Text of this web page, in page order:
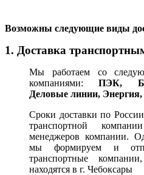
Возможны следующие виды
1. Доставка
Мы работаем со
компаниями:ПЭК,
Деловые линии,
Сроки доставки по
транспортной
менеджеров компании.
мы формируем и
транспортные
находятся в г. Чебоксары